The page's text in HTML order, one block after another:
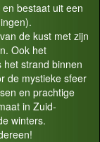
bestaat uit een
de kust met zijn
Ook het
strand binnen
de mystieke sfeer
en prachtige
in Zuid-
winters.